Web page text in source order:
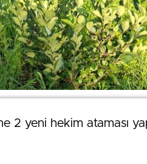
2 yeni hekim ataması
News
2 yeni hekim ataması